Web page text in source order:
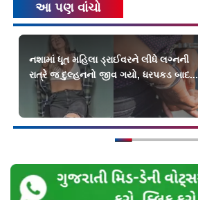
આ પણ વાંચો
નશામાં ધૂત મહિલા ડ્રાઈવરને લીધે લગ્નની
રાત્રે જ દુલ્હનનો જીવ ગયો, ધરપકડ બાદ...